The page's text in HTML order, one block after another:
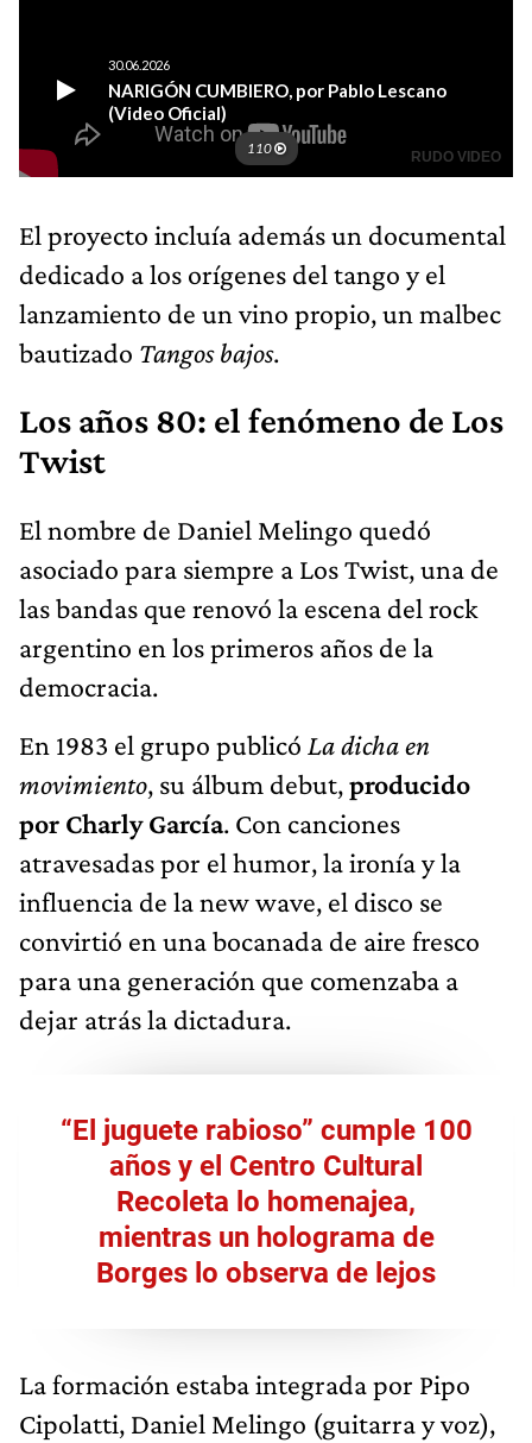
El proyecto incluía además un documental
dedicado a los orígenes del tango y el
lanzamiento de un vino propio, un malbec
bautizado Tangos bajos.
Los años 80: el fenómeno de Los
Twist
El nombre de Daniel Melingo quedó
asociado para siempre a Los Twist, una de
las bandas que renovó la escena del rock
argentino en los primeros años de la
democracia.
En 1983 el grupo publicó La dicha en
movimiento, su álbum debut,producido
por Charly García. Con canciones
atravesadas por el humor, la ironía y la
influencia de la new wave, el disco se
convirtió en una bocanada de aire fresco
para una generación que comenzaba a
dejar atrás la dictadura.
“El juguete rabioso” cumple 100
años y el Centro Cultural
Recoleta lo homenajea,
mientras un holograma de
Borges lo observa de lejos
La formación estaba integrada por Pipo
Cipolatti, Daniel Melingo (guitarra y voz),